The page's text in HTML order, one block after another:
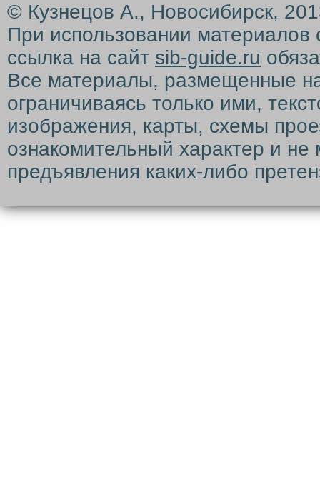
© Кузнецов А., Новосибирск,
При использовании материалов
ссылка на сайт sib-guide.ru
Все материалы, размещенные
ограничиваясь только ими,
изображения, карты, схемы
ознакомительный характер и
предъявления каких-либо